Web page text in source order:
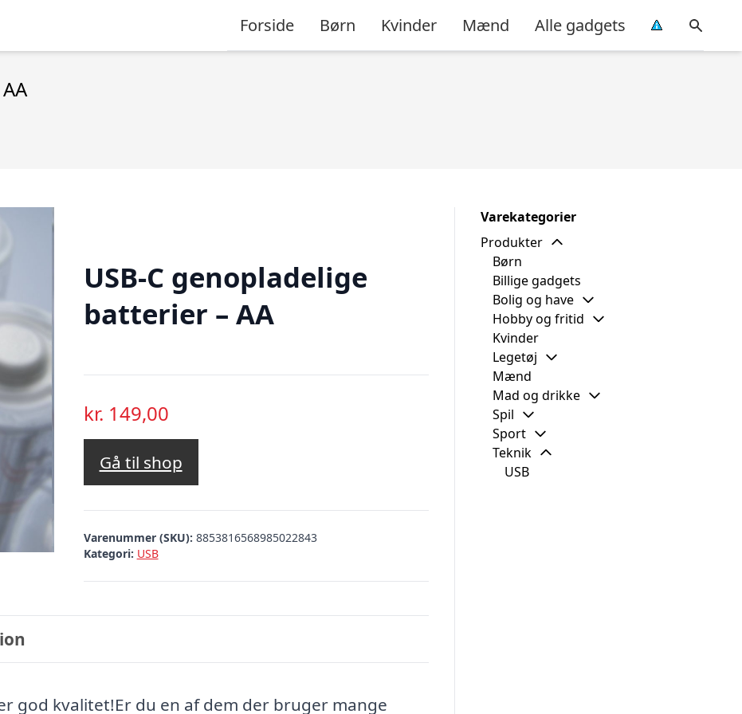
Forside Børn Kvinder Mænd Alle gadgets
USB-C genopladelige
batterier – AA
kr. 149,00
Gå til shop
Varenummer (SKU): 8853816568985022843
Kategori: USB
god kvalitet!Er du en af dem der bruger mange
Varekategorier
Produkter
Børn
Billige gadgets
Bolig og have
Hobby og fritid
Kvinder
Legetøj
Mænd
Mad og drikke
Spil
Sport
Teknik
USB